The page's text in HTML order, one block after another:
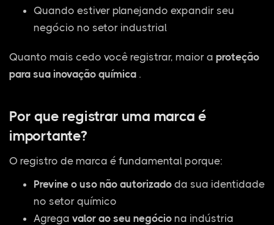
Quando estiver planejando expandir seu
negócio no setor industrial
Quanto mais cedo você registrar, maior a proteção
para sua inovação química .
Por que registrar uma marca é
importante?
O registro de marca é fundamental porque:
Previne o uso não autorizado da sua identidade
no setor químico
Agrega valor ao seu negócio na indústria